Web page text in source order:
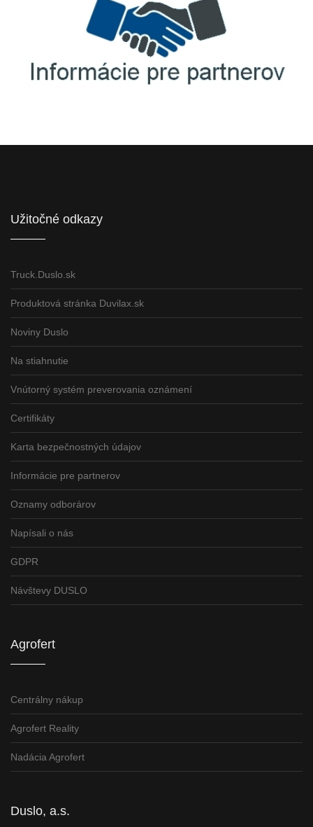
Užitočné odkazy
Truck.Duslo.sk
Produktová stránka Duvilax.sk
Noviny Duslo
Na stiahnutie
Vnútorný systém preverovania oznámení
Certifikáty
Karta bezpečnostných údajov
Informácie pre partnerov
Oznamy odborárov
Napísali o nás
GDPR
Návštevy DUSLO
Agrofert
Centrálny nákup
Agrofert Reality
Nadácia Agrofert
Duslo, a.s.